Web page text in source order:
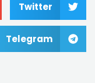
Twitter
Telegram